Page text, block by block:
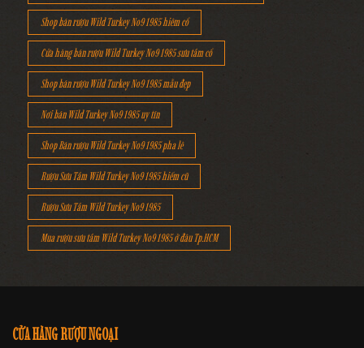
Shop bán rượu Wild Turkey No9 1985 hiêm cổ
Cửa hàng bán rượu Wild Turkey No9 1985 sưu tầm cổ
Shop bán rượu Wild Turkey No9 1985 mẫu đẹp
Nơi bán Wild Turkey No9 1985 uy tín
Shop Bán rượu Wild Turkey No9 1985 pha lê
Rượu Sưu Tầm Wild Turkey No9 1985 hiếm cũ
Rượu Sưu Tầm Wild Turkey No9 1985
Mua rượu sưu tầm Wild Turkey No9 1985 ở đâu Tp.HCM
CỬA HÀNG RƯỢU NGOẠI